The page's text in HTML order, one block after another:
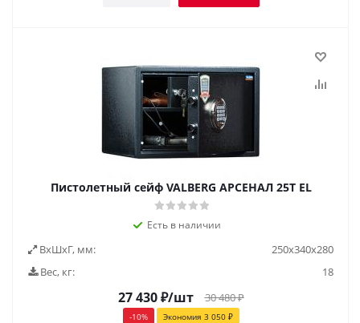
Пистолетный сейф VALBERG АРСЕНАЛ 25T EL
Есть в наличии
ВxШxГ, мм:
250х340х280
Вес, кг:
18
27 430₽/шт 30 480₽
-10% Экономия 3 050₽